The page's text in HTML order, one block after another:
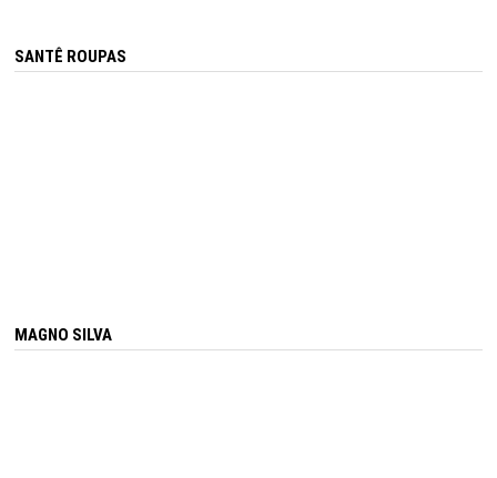
SANTÊ ROUPAS
MAGNO SILVA